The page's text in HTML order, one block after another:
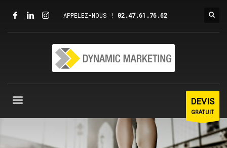
APPELEZ-NOUS ! 02.47.61.76.62
DEVIS
GRATUIT